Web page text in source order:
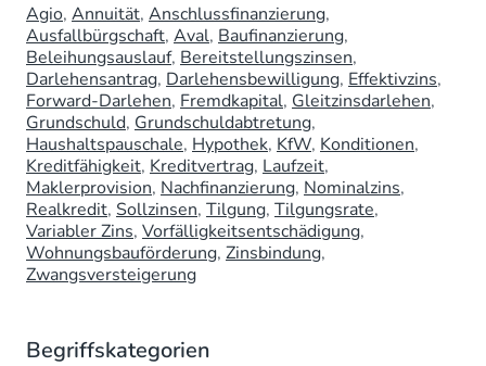
Agio Annuität Anschlussfinanzierung
Ausfallbürgschaft Aval Baufinanzierung
Beleihungsauslauf Bereitstellungszinsen
Darlehensantrag Darlehensbewilligung Effektivzins
Forward-Darlehen Fremdkapital Gleitzinsdarlehen
Grundschuld Grundschuldabtretung
Haushaltspauschale Hypothek KfW Konditionen
Kreditfähigkeit Kreditvertrag Laufzeit
Maklerprovision Nachfinanzierung Nominalzins
Realkredit Sollzinsen Tilgung Tilgungsrate
Variabler Zins Vorfälligkeitsentschädigung
Wohnungsbauförderung Zinsbindung
Zwangsversteigerung
Begriffskategorien